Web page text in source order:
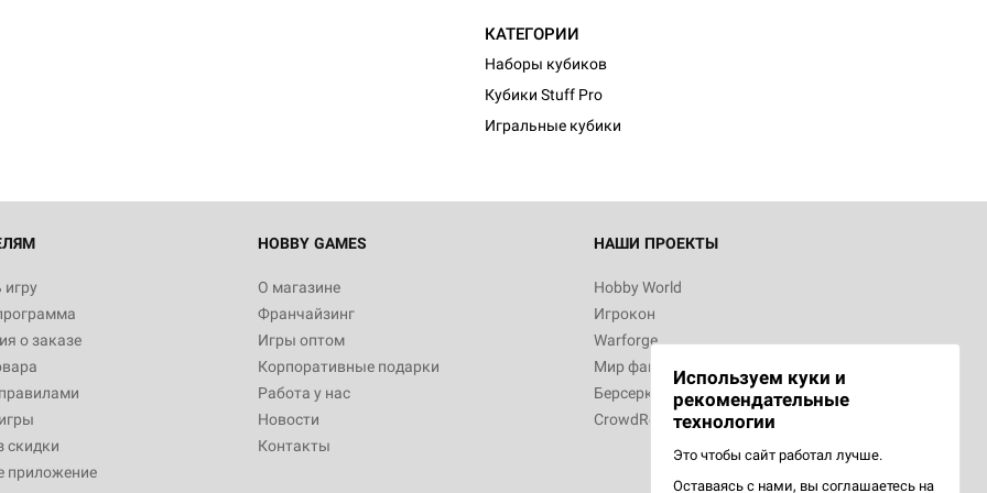
КАТЕГОРИИ
Наборы кубиков
Кубики Stuff Pro
Игральные кубики
о заказе
скидки
приложение
HOBBY GAMES
О магазине
Франчайзинг
Игры оптом
Корпоративные подарки
Работа у нас
Новости
Контакты
НАШИ ПРОЕКТЫ
Hobby World
Игрокон
Warforge
Мир фантастики
Берсерк
CrowdRepublic
Используем куки и
рекомендательные
технологии
Это чтобы сайт работал лучше.
Оставаясь с нами, вы соглашаетесь на